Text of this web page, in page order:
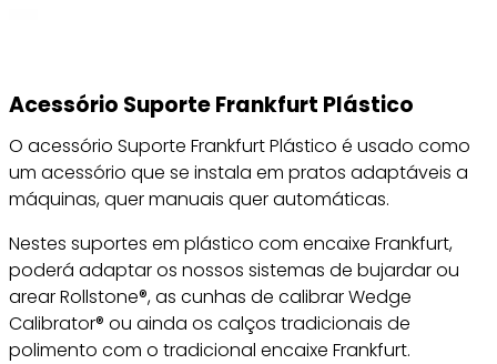
Acessório Suporte Frankfurt Plástico
O acessório Suporte Frankfurt Plástico é usado como
um acessório que se instala em pratos adaptáveis a
máquinas, quer manuais quer automáticas.
Nestes suportes em plástico com encaixe Frankfurt,
poderá adaptar os nossos sistemas de bujardar ou
arear Rollstone®, as cunhas de calibrar Wedge
Calibrator® ou ainda os calços tradicionais de
polimento com o tradicional encaixe Frankfurt.